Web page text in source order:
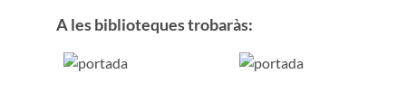
A les biblioteques trobaràs: